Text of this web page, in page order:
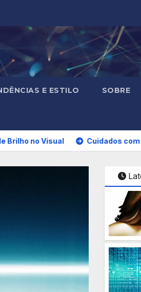
E ESTILO SOBRE
Cuidados com a Pele para